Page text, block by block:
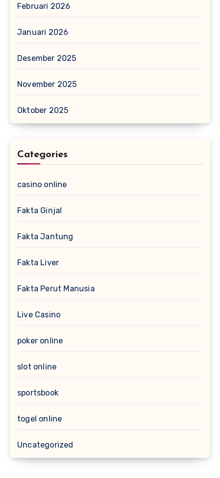
Februari 2026
Januari 2026
Desember 2025
November 2025
Oktober 2025
Categories
casino online
Fakta Ginjal
Fakta Jantung
Fakta Liver
Fakta Perut Manusia
Live Casino
poker online
slot online
sportsbook
togel online
Uncategorized